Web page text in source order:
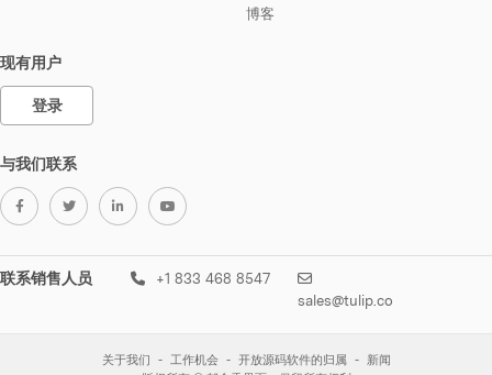
博客
现有用户
登录
与我们联系
联系销售人员
+1 833 468 8547
sales@tulip.co
关于我们 工作机会 开放源码软件的归属
新闻